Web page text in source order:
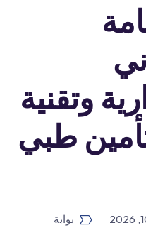
وتقنية
طبي
بوابة